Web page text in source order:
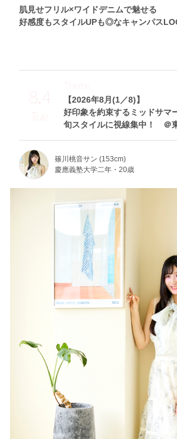
肌見せフリル×ワイドデニムで魅せる
好感度もスタイルUPも◎なキャンパス
8.4
Tue
【2026年8月(1／8)】
好印象を約束するミッドサマ
旬スタイルに視線集中！ ＠
Theme
篠川桃音サン (153cm)
慶應義塾大学二年・20歳